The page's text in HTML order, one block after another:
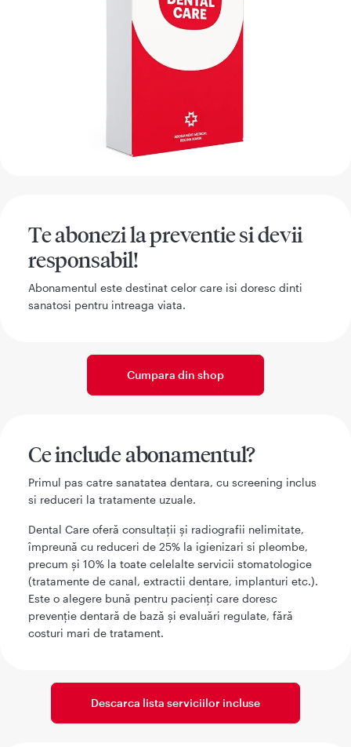
Te abonezi la preventie si devii
responsabil!
Abonamentul este destinat celor care isi doresc dinti
sanatosi pentru intreaga viata.
Cumpara din shop
Ce include abonamentul?
Primul pas catre sanatatea dentara, cu screening inclus
si reduceri la tratamente uzuale.
Dental Care oferă consultații și radiografii nelimitate,
împreună cu reduceri de 25% la igienizari si pleombe,
precum și 10% la toate celelalte servicii stomatologice
(tratamente de canal, extractii dentare, implanturi etc.).
Este o alegere bună pentru pacienți care doresc
prevenție dentară de bază și evaluări regulate, fără
costuri mari de tratament.
Descarca lista serviciilor incluse